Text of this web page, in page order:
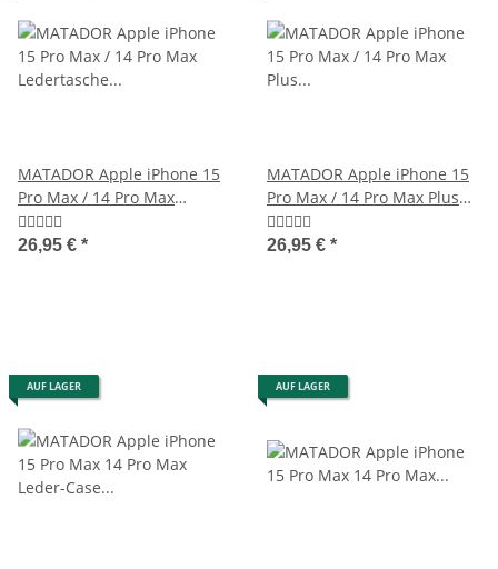
MATADOR Apple iPhone 15
Pro Max / 14 Pro Max
Ledertasche Schwarz
26,95 € *
MATADOR Apple iPhone 15
Pro Max / 14 Pro Max Plus
Ledercase Braun
26,95 € *
AUF LAGER AUF LAGER